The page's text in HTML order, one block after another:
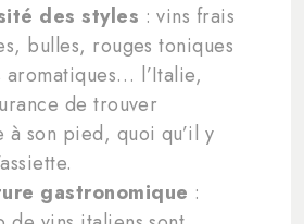
des styles : vins frais
bulles, rouges toniques
aromatiques… l’Italie,
de trouver
à son pied, quoi qu’il y
gastronomique :